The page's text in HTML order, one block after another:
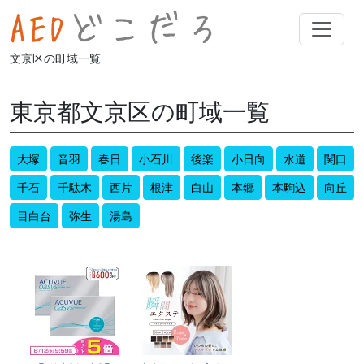
文京区の町域一覧
東京都文京区の町域一覧
大塚 音羽 春日 小石川 後楽 小日向 水道
関口
千石
千駄木 西片 根津 白山 本郷 本駒込
向丘
目白台
弥生 湯島